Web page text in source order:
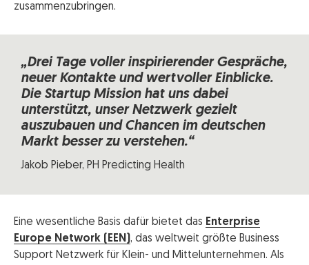
zusammenzubringen.
„Drei Tage voller inspirierender Gespräche,
neuer Kontakte und wertvoller Einblicke.
Die Startup Mission hat uns dabei
unterstützt, unser Netzwerk gezielt
auszubauen und Chancen im deutschen
Markt besser zu verstehen.“
Jakob Pieber, PH Predicting Health
Eine wesentliche Basis dafür bietet das Enterprise
Europe Network (EEN) , das weltweit größte Business
Support Netzwerk für Klein- und Mittelunternehmen. Als